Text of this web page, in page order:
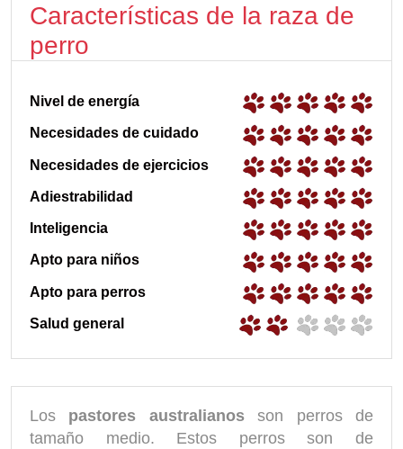
Características de la raza de
perro
Nivel de energía
Necesidades de cuidado
Necesidades de ejercicios
Adiestrabilidad
Inteligencia
Apto para niños
Apto para perros
Salud general
Los pastores australianosson perros de
tamaño medio. Estos perros son de